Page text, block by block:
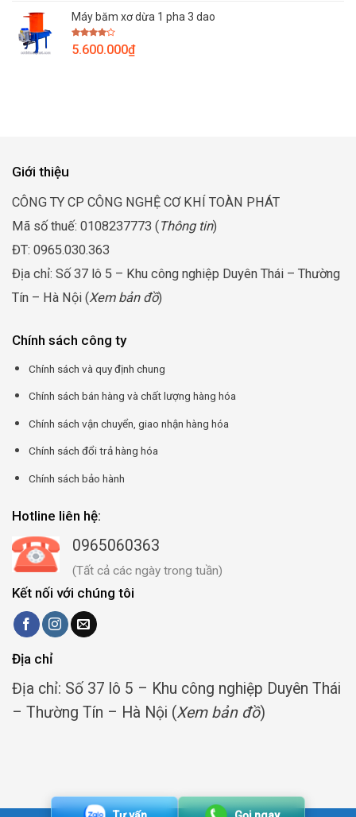
5
Máy băm xơ dừa 1 pha 3 dao
Được
xếp
5.600.000₫
Giới thiệu
CÔNG TY CP CÔNG NGHỆ CƠ KHÍ TOÀN PHÁT
Mã số thuế: 0108237773 (Thông tin)
ĐT: 0965.030.363
Địa chỉ: Số 37 lô 5 – Khu công nghiệp Duyên Thái – Thường
Tín – Hà Nội (Xem bản đồ)
Chính sách công ty
Chính sách và quy định chung
Chính sách bán hàng và chất lượng hàng hóa
Chính sách vận chuyển, giao nhận hàng hóa
Chính sách đổi trả hàng hóa
Chính sách bảo hành
Hotline liên hệ:
0965060363
(Tất cả các ngày trong tuần)
Kết nối với chúng tôi
Địa chỉ
Địa chỉ: Số 37 lô 5 – Khu công nghiệp Duyên Thái
– Thường Tín – Hà Nội (Xem bản đồ)